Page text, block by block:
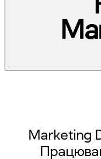
Marketing